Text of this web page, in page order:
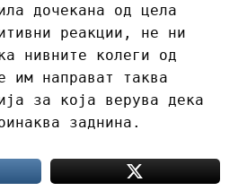
дочекана од цела
реакции, не ни
нивните колеги од
им направат таква
за која верува дека
заднина.